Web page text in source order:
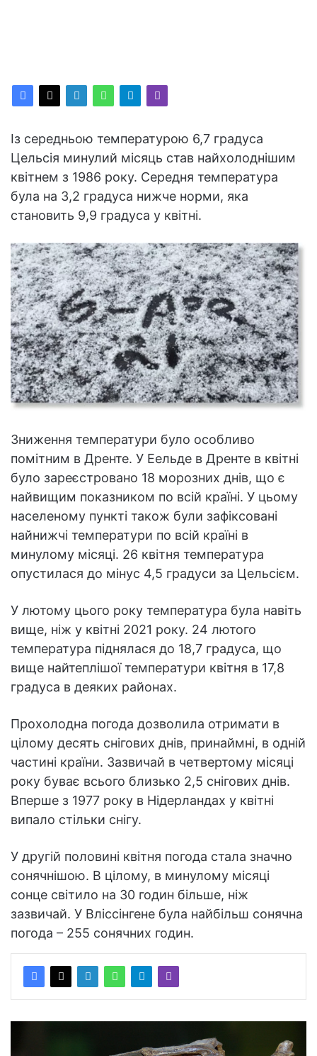
Із середньою температурою 6,7 градуса
Цельсія минулий місяць став найхолоднішим
квітнем з 1986 року. Середня температура
була на 3,2 градуса нижче норми, яка
становить 9,9 градуса у квітні.
Зниження температури було особливо
помітним в Дренте. У Еельде в Дренте в квітні
було зареєстровано 18 морозних днів, що є
найвищим показником по всій країні. У цьому
населеному пункті також були зафіксовані
найнижчі температури по всій країні в
минулому місяці. 26 квітня температура
опустилася до мінус 4,5 градуси за Цельсієм.
У лютому цього року температура була навіть
вище, ніж у квітні 2021 року. 24 лютого
температура піднялася до 18,7 градуса, що
вище найтеплішої температури квітня в 17,8
градуса в деяких районах.
Прохолодна погода дозволила отримати в
цілому десять снігових днів, принаймні, в одній
частині країни. Зазвичай в четвертому місяці
року буває всього близько 2,5 снігових днів.
Вперше з 1977 року в Нідерландах у квітні
випало стільки снігу.
У другій половині квітня погода стала значно
сонячнішою. В цілому, в минулому місяці
сонце світило на 30 годин більше, ніж
зазвичай. У Вліссінгене була найбільш сонячна
погода – 255 сонячних годин.